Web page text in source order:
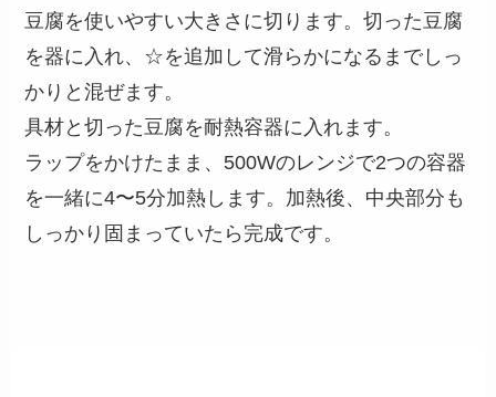
豆腐を使いやすい大きさに切ります。切った豆腐
を器に入れ、☆を追加して滑らかになるまでしっ
かりと混ぜます。
具材と切った豆腐を耐熱容器に入れます。
ラップをかけたまま、500Wのレンジで2つの容器
を一緒に4〜5分加熱します。加熱後、中央部分も
しっかり固まっていたら完成です。